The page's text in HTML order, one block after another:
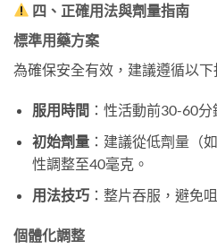
四、正確用法與劑量指南
標準用藥方案
為確保安全有效，建議遵循以下
服用時間 ：性活動前30-60
初始劑量：建議從低劑量（
性調整至40毫克。
用法技巧：整片吞服，避免
個體化調整